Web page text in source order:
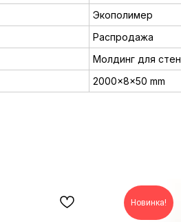
Экополимер
Распродажа
Молдинг для стен
2000x8x50 mm
Новинка!